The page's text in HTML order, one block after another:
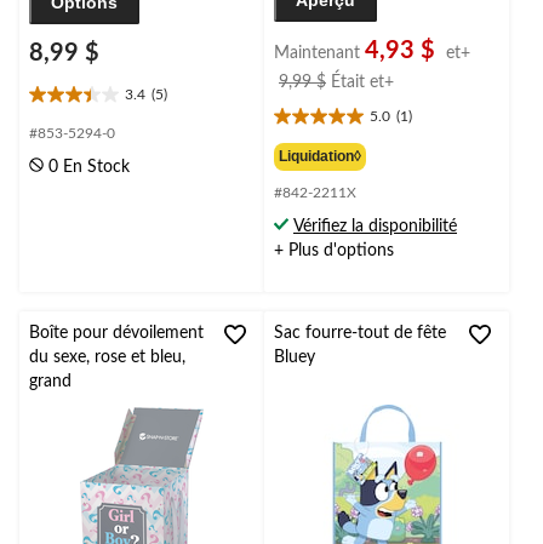
8,99 $
3.4 (5)
3.4
étoile(s)
5.
#853-5294-0
0 En Stock
Maintenant 4,93 $
et+
9,99 $ Était et+prix
5.0 (1)
5.0
étoile(s)
sur
5.
1
évaluation
Liquidation◊
#842-2211X
Vérifiez la disponibilité
+ Plus d'options
Boîte pour dévoilement
du sexe, rose et bleu,
grand
Sac fourre-tout de fête
Bluey